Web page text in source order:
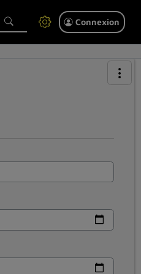
Connexion